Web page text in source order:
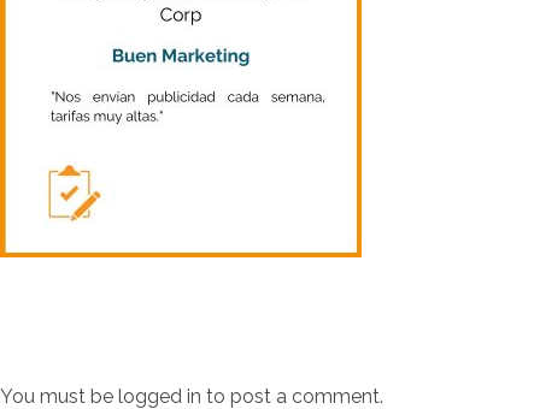
You must be logged in to post a comment.